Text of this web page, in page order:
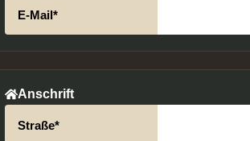
E-Mail*
Anschrift
Straße*